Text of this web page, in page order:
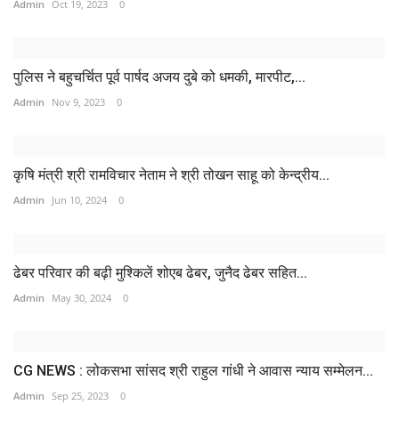
Admin Oct 19, 2023 0
पुलिस ने बहुचर्चित पूर्व पार्षद अजय दुबे को धमकी, मारपीट,...
Admin Nov 9, 2023 0
कृषि मंत्री श्री रामविचार नेताम ने श्री तोखन साहू को केन्द्रीय...
Admin Jun 10, 2024 0
ढेबर परिवार की बढ़ी मुश्किलें शोएब ढेबर, जुनैद ढेबर सहित...
Admin May 30, 2024 0
CG NEWS : लोकसभा सांसद श्री राहुल गांधी ने आवास न्याय सम्मेलन...
Admin Sep 25, 2023 0